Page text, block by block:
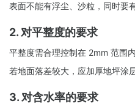
表面不能有浮尘、沙粒，同时要
2. 对平整度的要求
平整度需合理控制在 2mm 范围
若地面落差较大，应加厚地坪涂
3. 对含水率的要求